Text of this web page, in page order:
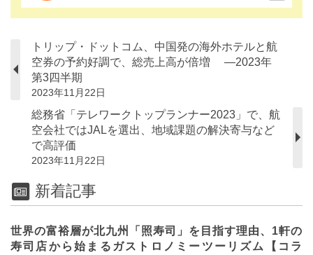
トリップ・ドットコム、中国発の海外ホテルと航
空券の予約好調で、総売上高が倍増 ―2023年
第3四半期
2023年11月22日
総務省「テレワークトップランナー2023」で、航
空会社ではJALを選出、地域課題の解決寄与など
で高評価
2023年11月22日
新着記事
世界の富裕層が北九州「照寿司」を目指す理由、1軒の
寿司店から始まるガストロノミーツーリズム【コラ